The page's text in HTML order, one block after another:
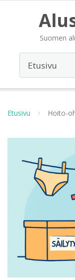
Suomen
Etusivu Hoito-